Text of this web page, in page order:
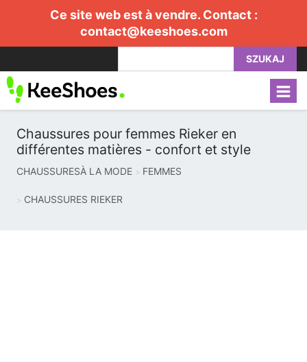
Ce site web est à vendre. Contact :
contact@keeshoes.com
SZUKAJ
Chaussures pour femmes Rieker en
différentes matières - confort et style
CHAUSSURESÀ LA MODE FEMMES
CHAUSSURES RIEKER